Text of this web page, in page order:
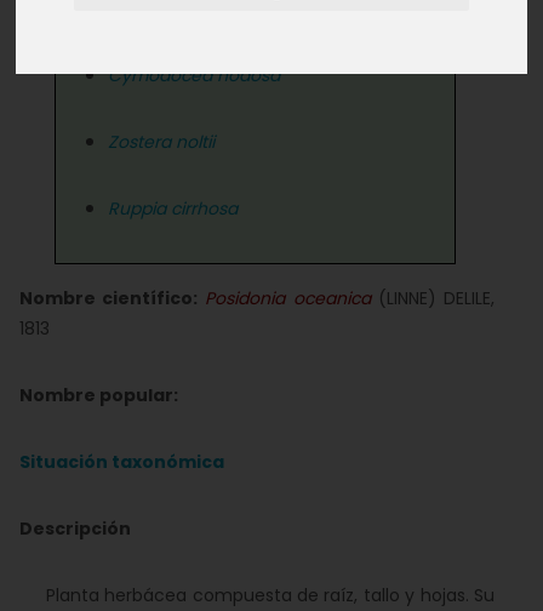
Cymodocea nodosa
Zostera noltii
Ruppia cirrhosa
Nombre científico: Posidonia oceanica(LINNE) DELILE,
1813
Nombre popular:
Situación taxonómica
Descripción
Planta herbácea compuesta de raíz, tallo y hojas. Su